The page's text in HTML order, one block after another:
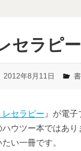
セラピ
2012年8月11日
レセラピー 』が電子
ウツー本ではあ
い一冊です。